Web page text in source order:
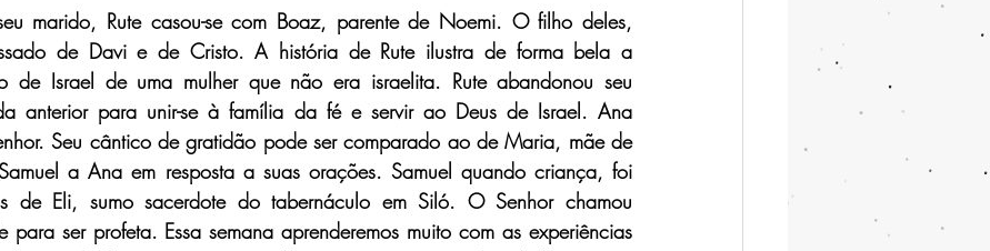
marido, Rute casou-se com Boaz, parente de Noemi. O filho deles,
de Davi e de Cristo. A história de Rute ilustra de forma bela a
de Israel de uma mulher que não era israelita. Rute abandonou seu
anterior para unir-se à família da fé e servir ao Deus de Israel. Ana
Seu cântico de gratidão pode ser comparado ao de Maria, mãe de
a Ana em resposta a suas orações. Samuel quando criança, foi
de Eli, sumo sacerdote do tabernáculo em Siló. O Senhor chamou
para ser profeta. Essa semana aprenderemos muito com as experiências